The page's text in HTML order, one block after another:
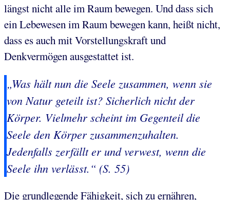
längst nicht alle im Raum bewegen. Und dass sich
ein Lebewesen im Raum bewegen kann, heißt nicht,
dass es auch mit Vorstellungskraft und
Denkvermögen ausgestattet ist.
„Was hält nun die Seele zusammen, wenn sie
von Natur geteilt ist? Sicherlich nicht der
Körper. Vielmehr scheint im Gegenteil die
Seele den Körper zusammenzuhalten.
Jedenfalls zerfällt er und verwest, wenn die
Seele ihn verlässt.“ (S. 55)
Die grundlegende Fähigkeit, sich zu ernähren,